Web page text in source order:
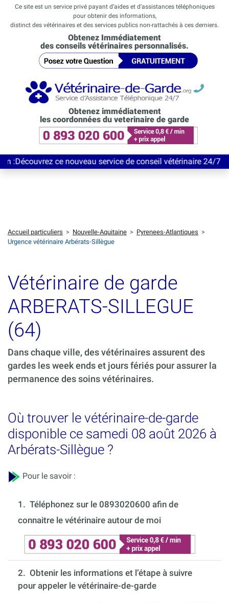
Ce site est un service privé payant d’aides et d’assistances téléphoniques
pour obtenir des informations,
distinct des vétérinaires et des services publics non-rattachés à ces derniers.
Obtenez Immédiatement
des conseils vétérinaires personnalisés.
Obtenez immédiatement
les coordonnées du veterinaire de garde
ce nouveau service de conseil vétérinaire 24/7
Accueil particuliers > Nouvelle-Aquitaine > Pyrenees-Atlantiques >
Urgence vétérinaire Arbérats-Sillègue
Vétérinaire de garde
ARBERATS-SILLEGUE
(64)
Dans chaque ville, des vétérinaires assurent des
gardes les week ends et jours fériés pour assurer la
permanence des soins vétérinaires.
Où trouver le vétérinaire-de-garde
disponible ce samedi 08 août 2026 à
Arbérats-Sillègue ?
Pour le savoir :
1. Téléphonez sur le 0893020600 afin de
connaitre le vétérinaire autour de moi
2. Obtenir les informations et l’étape à suivre
pour appeler le vétérinaire-de-garde